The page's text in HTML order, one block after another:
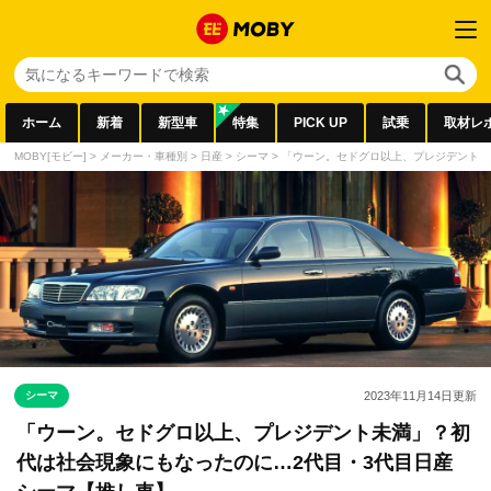
ホーム 新着 新型車 特集 PICK UP 試乗 取材レ
MOBY[モビー] > メーカー・車種別 > 日産 > シーマ > 「ウーン。セドグロ以上、プレジデン
シーマ 2023年11月14日更新
「ウーン。セドグロ以上、プレジデント未満」？初
代は社会現象にもなったのに…2代目・3代目日産